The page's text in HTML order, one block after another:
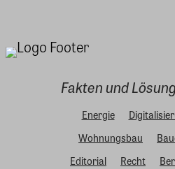
Fakten und
Energie
Wohnungsbau
Editorial
Recht